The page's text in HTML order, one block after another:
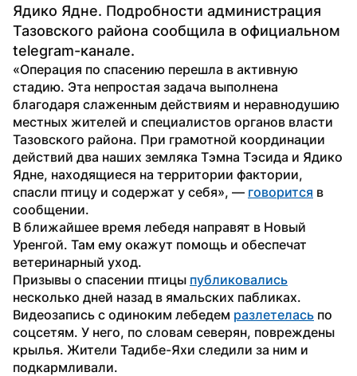
Ядико Ядне. Подробности администрация
Тазовского района сообщила в официальном
telegram-канале.
«Операция по спасению перешла в активную
стадию. Эта непростая задача выполнена
благодаря слаженным действиям и неравнодушию
местных жителей и специалистов органов власти
Тазовского района. При грамотной координации
действий два наших земляка Тэмна Тэсида и Ядико
Ядне, находящиеся на территории фактории,
спасли птицу и содержат у себя», — говорится в
сообщении.
В ближайшее время лебедя направят в Новый
Уренгой. Там ему окажут помощь и обеспечат
ветеринарный уход.
Призывы о спасении птицы публиковались
несколько дней назад в ямальских пабликах.
Видеозапись с одиноким лебедем разлетелась по
соцсетям. У него, по словам северян, повреждены
крылья. Жители Тадибе-Яхи следили за ним и
подкармливали.